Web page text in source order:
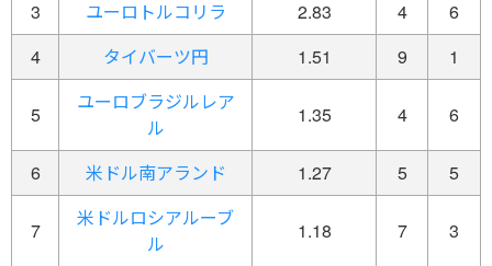
3 ユーロトルコリラ 2.83 4
6
4
タイバーツ円 1.51 9 1
5
ユーロブラジルレア
ル
1.35 4 6
6 米ドル南アランド 1.27 5 5
7
米ドルロシアルーブ
ル
1.18 7 3